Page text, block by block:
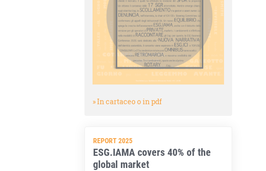
» In cartaceo o in pdf
REPORT 2025
ESG.IAMA covers 40% of the
global market